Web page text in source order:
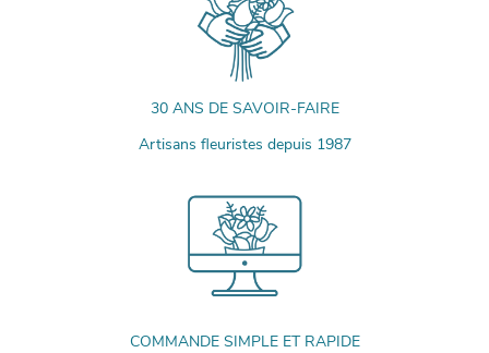
30 ANS DE SAVOIR-FAIRE
Artisans fleuristes depuis 1987
COMMANDE SIMPLE ET RAPIDE